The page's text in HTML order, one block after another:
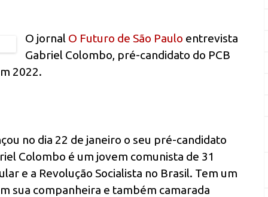
O jornal O Futuro de São Paulo entrevista
Gabriel Colombo, pré-candidato do PCB
2022.
no dia 22 de janeiro o seu pré-candidato
Colombo é um jovem comunista de 31
e a Revolução Socialista no Brasil. Tem um
sua companheira e também camarada